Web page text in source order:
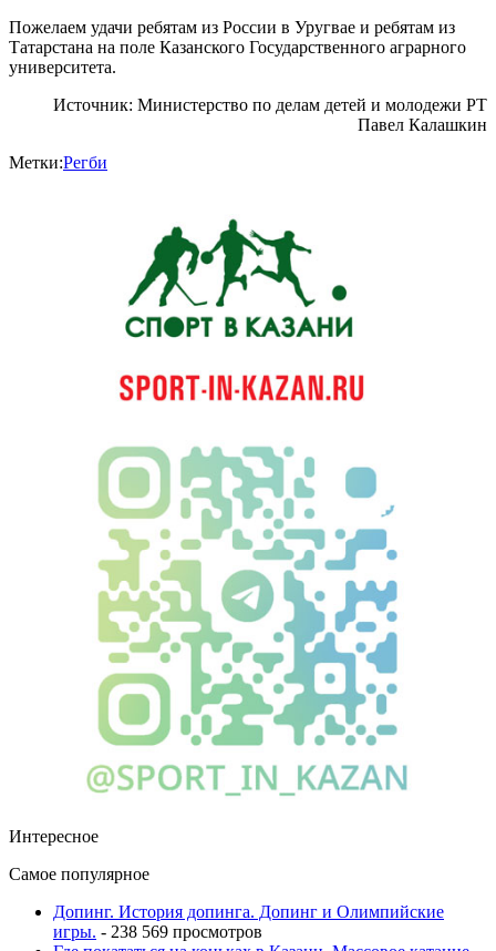
Пожелаем удачи ребятам из России в Уругвае и ребятам из
Татарстана на поле Казанского Государственного аграрного
университета.
Источник: Министерство по делам детей и молодежи РТ
Павел Калашкин
Метки:Регби
Интересное
Самое популярное
Допинг. История допинга. Допинг и Олимпийские
игры. - 238 569 просмотров